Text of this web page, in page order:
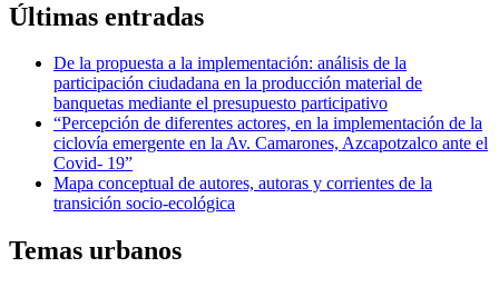
Últimas entradas
De la propuesta a la implementación: análisis de la
participación ciudadana en la producción material de
banquetas mediante el presupuesto participativo
“Percepción de diferentes actores, en la implementación de la
ciclovía emergente en la Av. Camarones, Azcapotzalco ante el
Covid- 19”
Mapa conceptual de autores, autoras y corrientes de la
transición socio-ecológica
Temas urbanos